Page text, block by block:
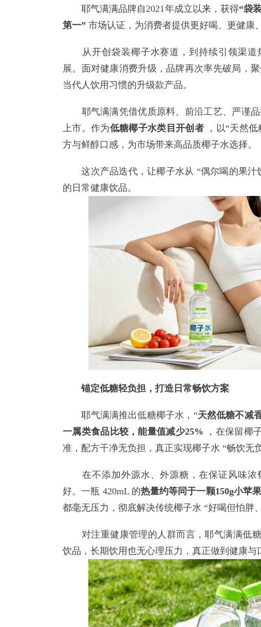
耶气满满品牌自2021年成立以来，获得“袋
第一” 市场认证，为消费者提供更好喝、更健康
从开创袋装椰子水赛道，到持续引领渠道
展。面对健康消费升级，品牌再次率先破局，
当代人饮用习惯的升级款产品。
耶气满满凭借优质原料、前沿工艺、严谨品
上市。作为低糖椰子水类目开创者 ，以“天然
方与鲜醇口感，为市场带来高品质椰子水选择。
这次产品迭代，让椰子水从 “偶尔喝的果汁
的日常健康饮品。
锚定低糖轻负担，打造日常畅饮方案
耶气满满推出低糖椰子水，“天然低糖不减
一属类食品比较，能量值减少25% ，在保留椰
准，配方干净无负担，真正实现椰子水 “畅饮无负
在不添加外源水、外源糖，在保证风味浓
好。一瓶 420mL 的热量约等同于一颗150g小苹果
都毫无压力，彻底解决传统椰子水 “好喝但怕胖
对注重健康管理的人群而言，耶气满满低糖
饮品，长期饮用也无心理压力，真正做到健康与